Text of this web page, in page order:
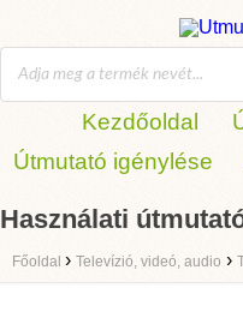
Kezdőoldal
Útmutató igénylése
Használati
Főoldal › Televízió, videó, audio ›